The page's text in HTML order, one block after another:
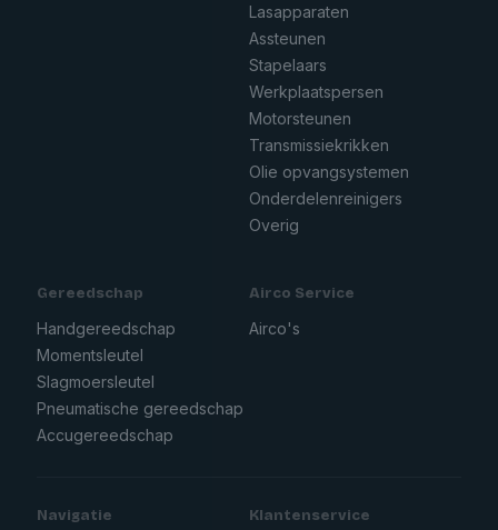
Lasapparaten
Assteunen
Stapelaars
Werkplaatspersen
Motorsteunen
Transmissiekrikken
Olie opvangsystemen
Onderdelenreinigers
Overig
Gereedschap
Handgereedschap
Momentsleutel
Slagmoersleutel
Pneumatische gereedschap
Accugereedschap
Airco Service
Airco's
Navigatie Klantenservice